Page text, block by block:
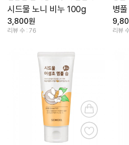
시드물 노니 비누 100g
3,800원
리뷰 수 : 76
병
리뷰